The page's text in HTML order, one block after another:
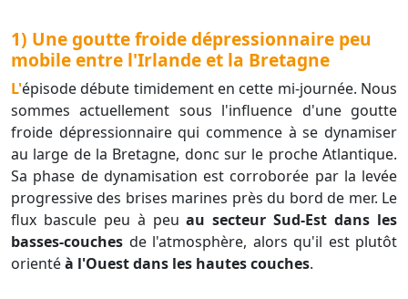
1) Une goutte froide dépressionnaire peu
mobile entre l'Irlande et la Bretagne
L'épisode débute timidement en cette mi-journée. Nous
sommes actuellement sous l'influence d'une goutte
froide dépressionnaire qui commence à se dynamiser
au large de la Bretagne, donc sur le proche Atlantique.
Sa phase de dynamisation est corroborée par la levée
progressive des brises marines près du bord de mer. Le
flux bascule peu à peuau secteur Sud-Est dans les
basses-couches de l'atmosphère, alors qu'il est plutôt
orientéà l'Ouest dans les hautes couches.